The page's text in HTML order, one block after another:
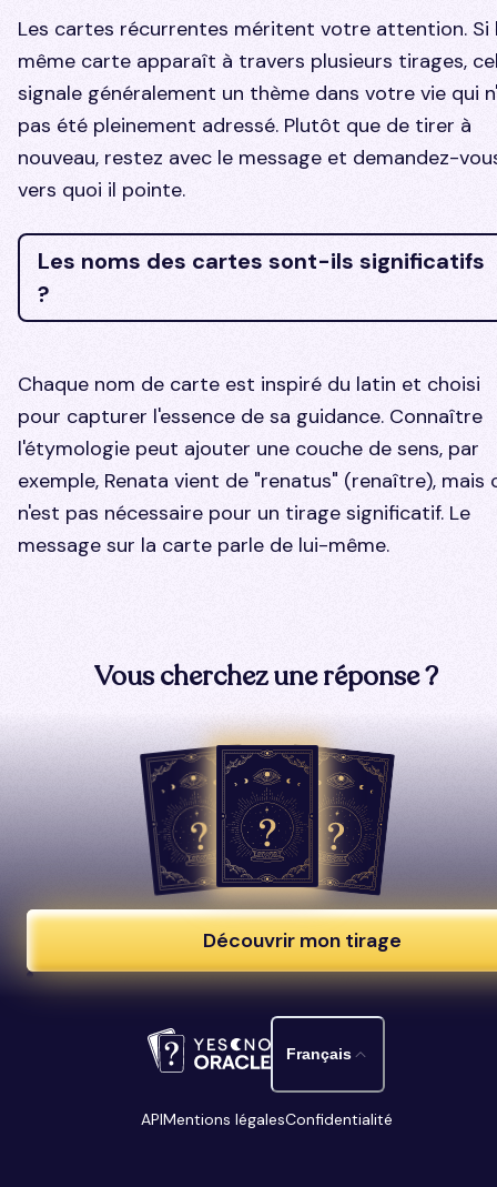
Les cartes récurrentes méritent votre attention. Si
même carte apparaît à travers plusieurs tirages,
signale généralement un thème dans votre vie qui
pas été pleinement adressé. Plutôt que de tirer à
nouveau, restez avec le message et demandez-
vers quoi il pointe.
Les noms des cartes sont-ils significatifs
?
Chaque nom de carte est inspiré du latin et choisi
pour capturer l'essence de sa guidance. Connaître
l'étymologie peut ajouter une couche de sens, par
exemple, Renata vient de "renatus" (renaître), mais
n'est pas nécessaire pour un tirage significatif. Le
message sur la carte parle de lui-même.
Vous cherchez une réponse ?
Découvrir mon tirage
Français
APIMentions légalesConfidentialité